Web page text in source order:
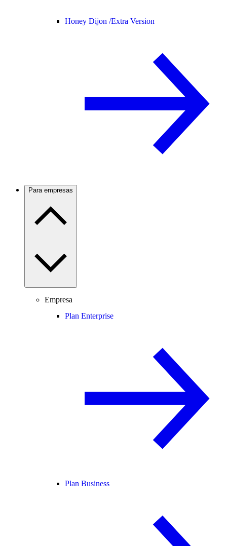
Honey Dijon /Extra Version
Para empresas
Empresa
Plan Enterprise
Plan Business